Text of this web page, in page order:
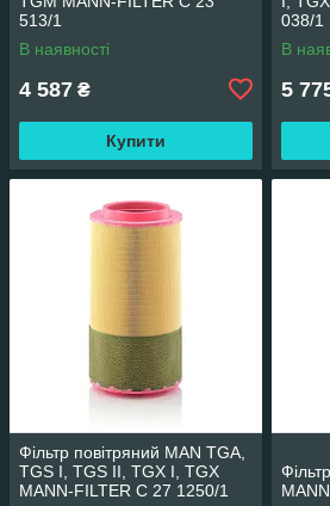
513/1
В наявності
4 587 ₴
Купити
038/1
В
5
Фільтр повітряний MAN TGA,
TGS I, TGS II, TGX I, TGX
MANN-FILTER C 27 1250/1